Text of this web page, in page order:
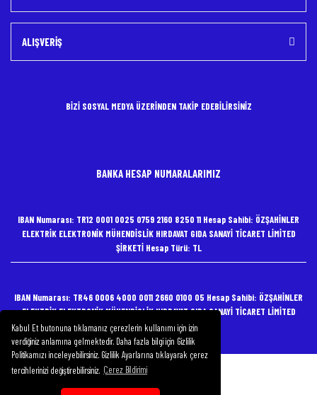
Kabul Et butonuna tıklamanız çerezlerin kullanımı için izin
verdiğiniz anlamına gelmektedir. Daha fazla bilgi için Gizlilik
Politikamızı inceleyebilirsiniz. Gizlilik Ayarlarına tıklayarak çerez
tercihlerinizi değiştirebilirsiniz. Çerez Bildirimi
ALIŞVERİŞ
BİZİ SOSYAL MEDYA ÜZERİNDEN TAKİP EDEBİLİRSİNİZ
BANKA HESAP NUMARALARIMIZ
IBAN Numarası: TR12 0001 0025 0759 2160 8250 11 Hesap Sahibi: ÖZŞAHİNLER
ELEKTRİK ELEKTRONİK MÜHENDİSLİK HIRDAVAT GIDA SANAYİ TİCARET LİMİTED
ŞİRKETİ Hesap Türü: TL
IBAN Numarası: TR46 0006 4000 0011 2660 0100 05 Hesap Sahibi: ÖZŞAHİNLER
ELEKTRİK ELEKTRONİK MÜHENDİSLİK HIRDAVAT GIDA SANAYİ TİCARET LİMİTED
ŞİRKETİ Hesap Türü: TL
Copyright 2020 Özşahinler Elektrik